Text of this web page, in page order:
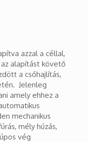
azzal a céllal,
alapítást követő
a csőhajlítás,
Jelenleg
amely ehhez a
mechanikus
mély húzás,
vég